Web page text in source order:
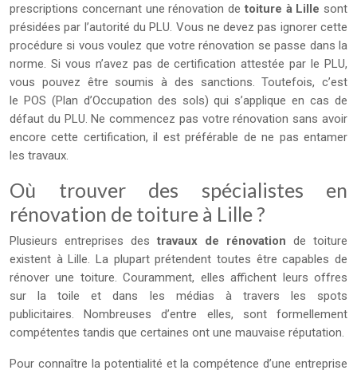
prescriptions concernant une rénovation de toiture à Lille sont
présidées par l’autorité du PLU. Vous ne devez pas ignorer cette
procédure si vous voulez que votre rénovation se passe dans la
norme. Si vous n’avez pas de certification attestée par le PLU,
vous pouvez être soumis à des sanctions. Toutefois, c’est
le POS (Plan d’Occupation des sols) qui s’applique en cas de
défaut du PLU. Ne commencez pas votre rénovation sans avoir
encore cette certification, il est préférable de ne pas entamer
les travaux.
Où trouver des spécialistes en
rénovation de toiture à Lille ?
Plusieurs entreprises des travaux de rénovation de toiture
existent à Lille. La plupart prétendent toutes être capables de
rénover une toiture. Couramment, elles affichent leurs offres
sur la toile et dans les médias à travers les spots
publicitaires. Nombreuses d’entre elles, sont formellement
compétentes tandis que certaines ont une mauvaise réputation.
Pour connaître la potentialité et la compétence d’une entreprise